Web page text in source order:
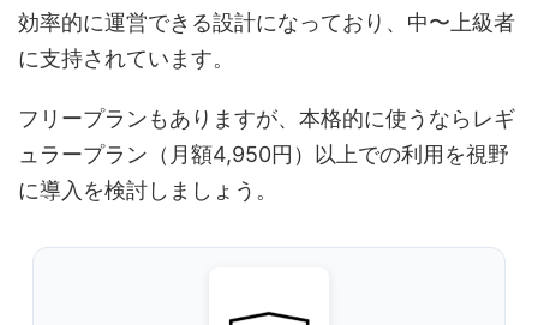
効率的に運営できる設計になっており、中〜上級者
に支持されています。
フリープランもありますが、本格的に使うならレギ
ュラープラン（月額4,950円）以上での利用を視野
に導入を検討しましょう。